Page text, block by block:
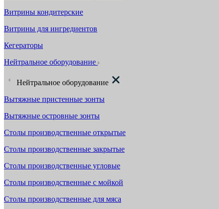
Витрины кондитерские
Витрины для ингредиентов
Кегераторы
Нейтральное оборудование
Нейтральное оборудование
Вытяжные пристенные зонты
Вытяжные островные зонты
Столы производственные открытые
Столы производственные закрытые
Столы производственные угловые
Столы производственные с мойкой
Столы производственные для мяса